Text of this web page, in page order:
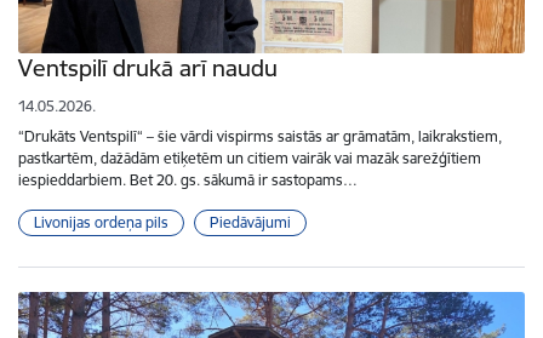
Ventspilī drukā arī naudu
14.05.2026.
“Drukāts Ventspilī“ – šie vārdi vispirms saistās ar grāmatām, laikrakstiem,
pastkartēm, dažādām etiķetēm un citiem vairāk vai mazāk sarežģītiem
iespieddarbiem. Bet 20. gs. sākumā ir sastopams…
Livonijas ordeņa pils Piedāvājumi